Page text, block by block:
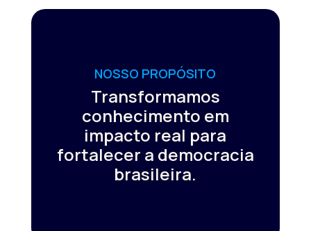
NOSSO PROPÓSITO
Transformamos
conhecimento em
impacto real para
fortalecer a democracia
brasileira.